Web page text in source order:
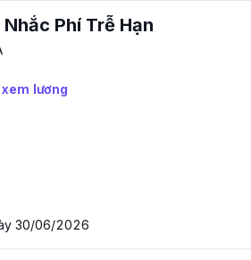
Phí Trễ Hạn
lương
30/06/2026